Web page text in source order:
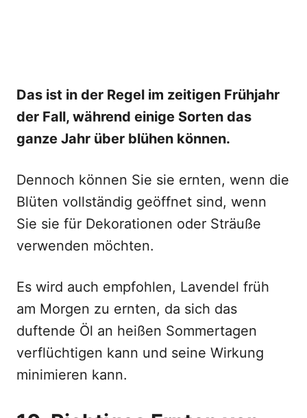
Das ist in der Regel im zeitigen Frühjahr
der Fall, während einige Sorten das
ganze Jahr über blühen können.
Dennoch können Sie sie ernten, wenn die
Blüten vollständig geöffnet sind, wenn
Sie sie für Dekorationen oder Sträuße
verwenden möchten.
Es wird auch empfohlen, Lavendel früh
am Morgen zu ernten, da sich das
duftende Öl an heißen Sommertagen
verflüchtigen kann und seine Wirkung
minimieren kann.